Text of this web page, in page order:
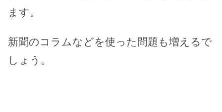
ます。
新聞のコラムなどを使った問題も増えるで
しょう。